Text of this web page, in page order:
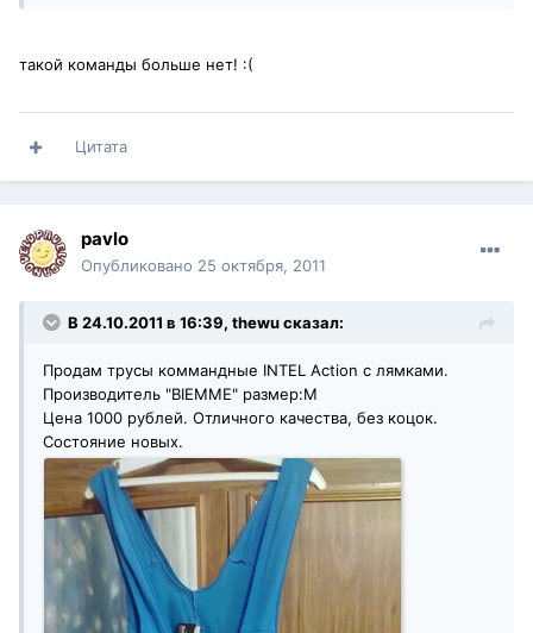
такой команды больше нет! :(
Цитата
pavlo
Опубликовано 25 октября, 2011
В 24.10.2011 в 16:39, thewu сказал:
Продам трусы коммандные INTEL Action с лямками.
Производитель "BIEMME" размер:М
Цена 1000 рублей. Отличного качества, без коцок.
Состояние новых.